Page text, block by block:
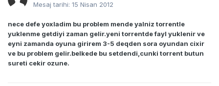
Mesaj tarihi: 15 Nisan 2012
nece defe yoxladim bu problem mende yalniz torrentle
yuklenme getdiyi zaman gelir.yeni torrentde fayl yuklenir ve
eyni zamanda oyuna girirem 3-5 deqden sora oyundan cixir
ve bu problem gelir.belkede bu setdendi,cunki torrent butun
sureti cekir ozune.